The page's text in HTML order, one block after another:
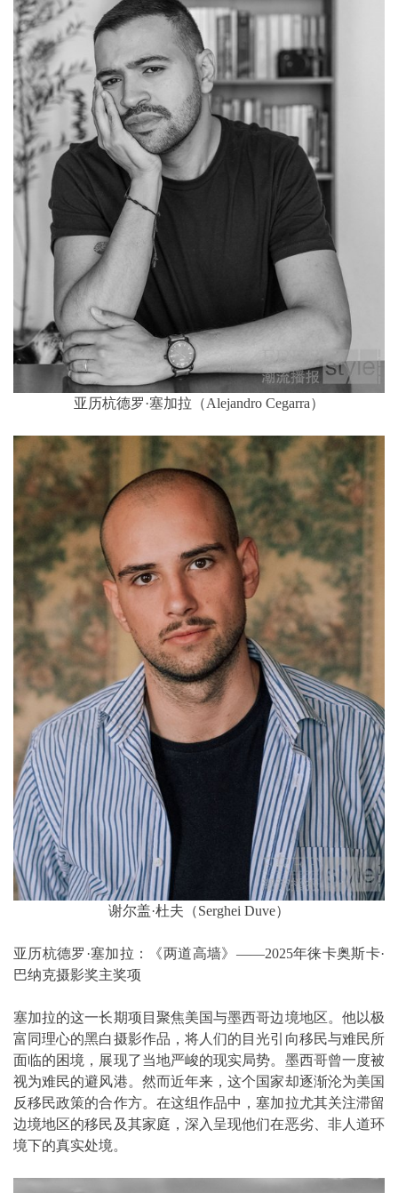
亚历杭德罗·塞加拉（Alejandro Cegarra）
谢尔盖·杜夫（Serghei Duve）
亚历杭德罗·塞加拉：《两道高墙》——2025年徕卡奥斯卡·
巴纳克摄影奖主奖项
塞加拉的这一长期项目聚焦美国与墨西哥边境地区。他以极
富同理心的黑白摄影作品，将人们的目光引向移民与难民所
面临的困境，展现了当地严峻的现实局势。墨西哥曾一度被
视为难民的避风港。然而近年来，这个国家却逐渐沦为美国
反移民政策的合作方。在这组作品中，塞加拉尤其关注滞留
边境地区的移民及其家庭，深入呈现他们在恶劣、非人道环
境下的真实处境。